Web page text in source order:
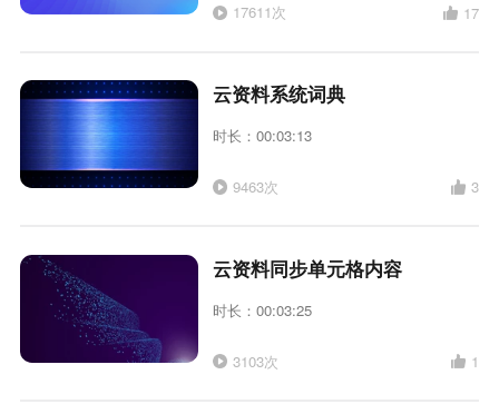
17611次 17
云资料系统词典
时长：00:03:13
9463次 3
云资料同步单元格内容
时长：00:03:25
3103次 1